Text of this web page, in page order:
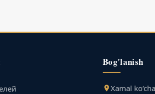
Bog'lanish
Xamal